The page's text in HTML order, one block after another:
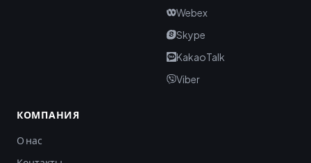
Webex
Skype
KakaoTalk
Viber
КОМПАНИЯ
О нас